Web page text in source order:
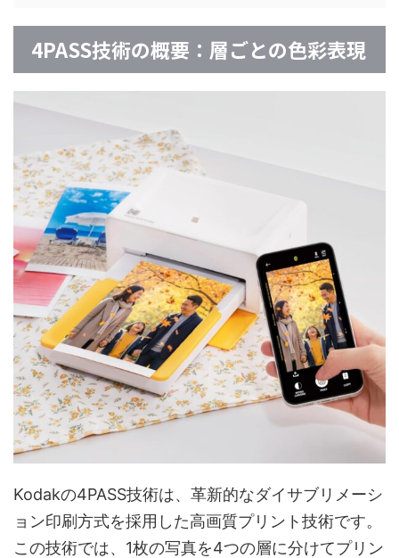
4PASS技術の概要：層ごとの色彩表現
Kodakの4PASS技術は、革新的なダイサブリメーシ
ョン印刷方式を採用した高画質プリント技術です。
この技術では、1枚の写真を4つの層に分けてプリン